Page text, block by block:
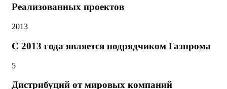
Реализованных проектов
2013
С 2013 года является подрядчиком Газпрома
5
Дистрибуций от мировых компаний